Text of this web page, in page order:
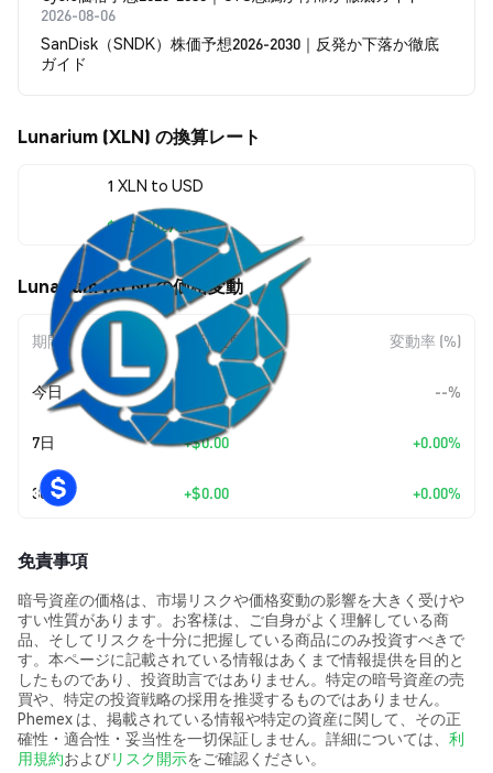
2026-08-06
SanDisk（SNDK）株価予想2026-2030｜反発か下落か徹底
ガイド
Lunarium (XLN) の換算レート
1 XLN to USD
$0.00002741
Lunarium (XLN) の価格変動
期間 金額変動 変動率 (%)
今日 --%
7日 +$0.00 +0.00%
30日 +$0.00 +0.00%
免責事項
暗号資産の価格は、市場リスクや価格変動の影響を大きく受けや
すい性質があります。お客様は、ご自身がよく理解している商
品、そしてリスクを十分に把握している商品にのみ投資すべきで
す。本ページに記載されている情報はあくまで情報提供を目的と
したものであり、投資助言ではありません。特定の暗号資産の売
買や、特定の投資戦略の採用を推奨するものではありません。
Phemex は、掲載されている情報や特定の資産に関して、その正
確性・適合性・妥当性を一切保証しません。詳細については、 利
用規約およびリスク開示をご確認ください。